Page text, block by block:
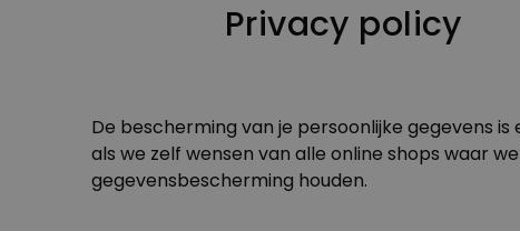
Privacy policy
De bescherming van je persoonlijke gegevens
als we zelf wensen van alle online shops waar
gegevensbescherming houden.